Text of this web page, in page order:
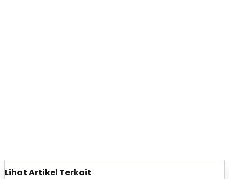
Lihat Artikel Terkait